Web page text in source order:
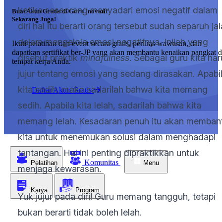
ketika seseorang menyadari emosi negatif dalam
diri hal itu berarti orang tersebut sudah separuh
dalam mengelola emosi negatifnya. Inilah yang
disebut praktikmindfulness. Sebagai guru kita
jujur tentang emosi yang sedang dirasakan.
kita sedih, maka sadarilah bahwa kita memang
sedih. Apabila kita lelah, sadarilah bahwa kita
memang lelah. Kesadaran penuh itu akan
kita untuk menemukan solusi dalam menghadapi
tantangan. Hal ini penting dipraktikkan untuk
menjaga kewarasan.
Yuk jujur pada diri! Guru memang tangguh, tetapi
bukan berarti tidak boleh lelah.
Buat Akun Gratis di Guru Inovatif
Sekarang Juga!
Ikuti pelatihan dan event secara gratis, perluas wawasan, dan
dapatkan sertifikat ber-JP yang akan membantu kenaikan pangkat
tempat kerja Anda.
Daftar Akun Gratis
Pelatihan Komunitas Menu
Karya Program